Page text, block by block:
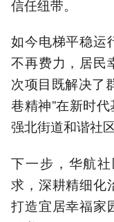
信任纽带。
如今电梯平稳运
不再费力，居民
次项目既解决了
巷精神”在新时
强北街道和谐社
下一步，华航
求，深耕精细化
打造宜居幸福家